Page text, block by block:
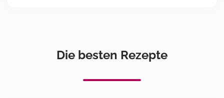
Die besten Rezepte